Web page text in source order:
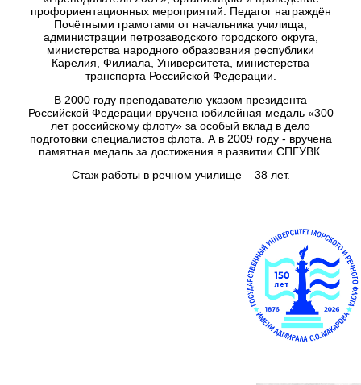
профориентационных мероприятий. Педагог награждён
Почётными грамотами от начальника училища,
администрации петрозаводского городского округа,
министерства народного образования республики
Карелия, Филиала, Университета, министерства
транспорта Российской Федерации.
В 2000 году преподавателю указом президента
Российской Федерации вручена юбилейная медаль «300
лет российскому флоту» за особый вклад в дело
подготовки специалистов флота. А в 2009 году - вручена
памятная медаль за достижения в развитии СПГУВК.
Стаж работы в речном училище – 38 лет.